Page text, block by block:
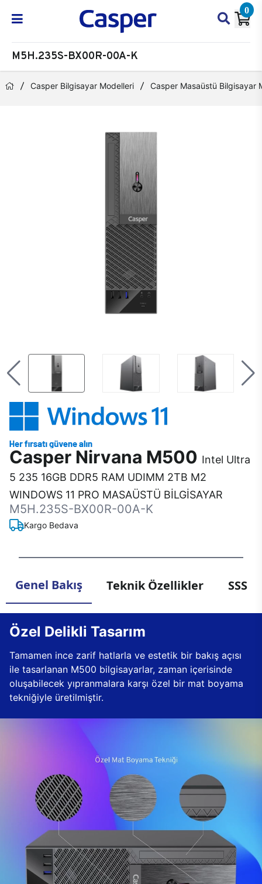
0
M5H.235S-BX00R-00A-K
Casper Bilgisayar Modelleri Casper Masaüstü Bilgisayar
Casper Nirvana M500 Intel Ultra
5 235 16GB DDR5 RAM UDIMM 2TB M2
WINDOWS 11 PRO MASAÜSTÜ BİLGİSAYAR
M5H.235S-BX00R-00A-K
Kargo Bedava
Genel Bakış Teknik Özellikler SSS
Özel Delikli Tasarım
Tamamen ince zarif hatlarla ve estetik bir bakış açısı
ile tasarlanan M500 bilgisayarlar, zaman içerisinde
oluşabilecek yıpranmalara karşı özel bir mat boyama
tekniğiyle üretilmiştir.